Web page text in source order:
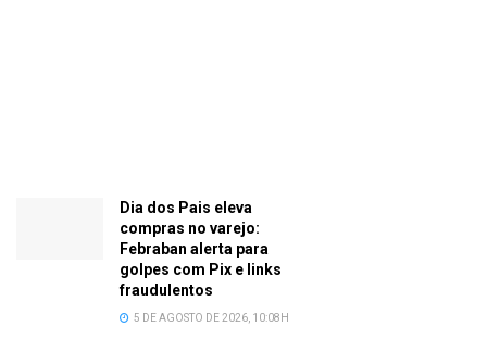
Dia dos Pais eleva
compras no varejo:
Febraban alerta para
golpes com Pix e links
fraudulentos
5 DE AGOSTO DE 2026, 10:08H